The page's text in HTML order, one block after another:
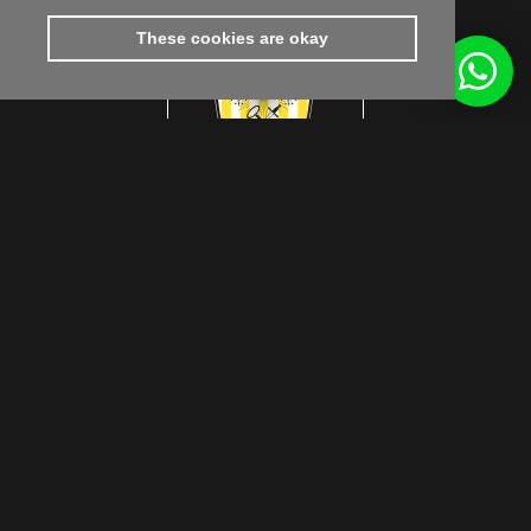
These cookies are okay